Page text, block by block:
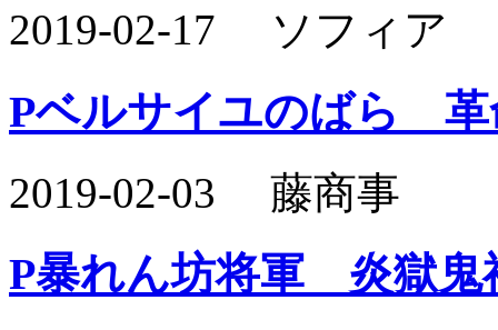
2019-02-17 ソフィア
Pベルサイユのばら 革
2019-02-03 藤商事
P暴れん坊将軍 炎獄鬼